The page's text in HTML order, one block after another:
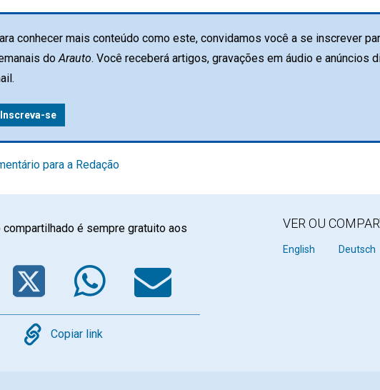
conhecer mais conteúdo como este, convidamos você a se inscrever
doArauto. Você receberá artigos, gravações em áudio e anúncios
Inscreva-se
para a Redação
compartilhado é sempre gratuito aos
TwitterWhatsApp
Email
Copy
Copiar link
VER OU
English Deutsch